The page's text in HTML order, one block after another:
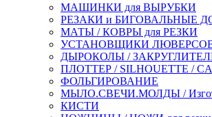
МАШИНКИ для ВЫРУБКИ
РЕЗАКИ и БИГОВАЛЬНЫЕ
МАТЫ / КОВРЫ для РЕЗКИ
УСТАНОВЩИКИ
ДЫРОКОЛЫ /
ПЛОТТЕР / SILHOUETTE /
ФОЛЬГИРОВАНИЕ
МЫЛО.СВЕЧИ.МОЛДЫ /
КИСТИ